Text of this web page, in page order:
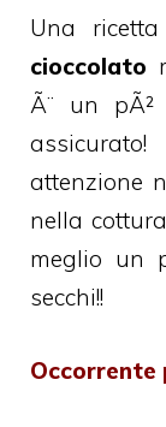
Una
cioccolato
Ã¨ un
attenzione
nella
meglio un
secchi!!
Occorrente